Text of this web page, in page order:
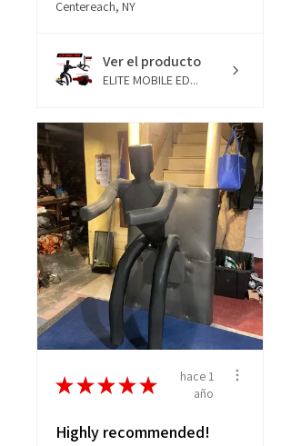
Centereach, NY
Ver el producto
ELITE MOBILE ED...
★★★★★
hace 1
año
Highly recommended!